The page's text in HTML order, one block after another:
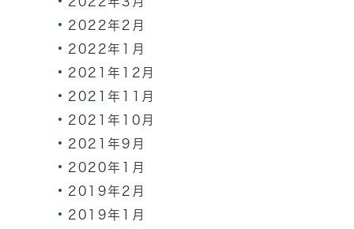
2022年2月
2022年1月
2021年12月
2021年11月
2021年10月
2021年9月
2020年1月
2019年2月
2019年1月